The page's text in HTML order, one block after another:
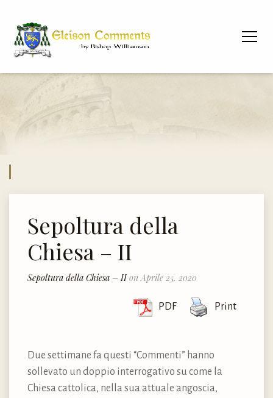
Sepoltura della
Chiesa – II
Sepoltura della Chiesa – IIon Aprile 25, 2020
PDF Print
Due settimane fa questi “Commenti” hanno
sollevato un doppio interrogativo su come la
Chiesa cattolica, nella sua attuale angoscia,